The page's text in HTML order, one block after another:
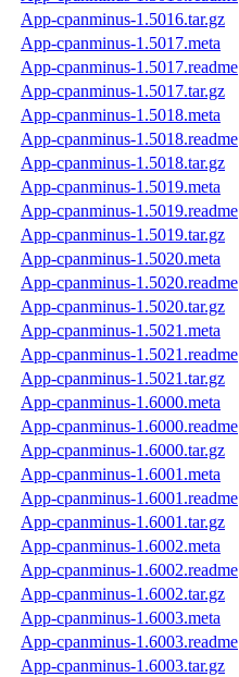
App-cpanminus-1.5016.tar.gz
App-cpanminus-1.5017.meta
App-cpanminus-1.5017.readme
App-cpanminus-1.5017.tar.gz
App-cpanminus-1.5018.meta
App-cpanminus-1.5018.readme
App-cpanminus-1.5018.tar.gz
App-cpanminus-1.5019.meta
App-cpanminus-1.5019.readme
App-cpanminus-1.5019.tar.gz
App-cpanminus-1.5020.meta
App-cpanminus-1.5020.readme
App-cpanminus-1.5020.tar.gz
App-cpanminus-1.5021.meta
App-cpanminus-1.5021.readme
App-cpanminus-1.5021.tar.gz
App-cpanminus-1.6000.meta
App-cpanminus-1.6000.readme
App-cpanminus-1.6000.tar.gz
App-cpanminus-1.6001.meta
App-cpanminus-1.6001.readme
App-cpanminus-1.6001.tar.gz
App-cpanminus-1.6002.meta
App-cpanminus-1.6002.readme
App-cpanminus-1.6002.tar.gz
App-cpanminus-1.6003.meta
App-cpanminus-1.6003.readme
App-cpanminus-1.6003.tar.gz